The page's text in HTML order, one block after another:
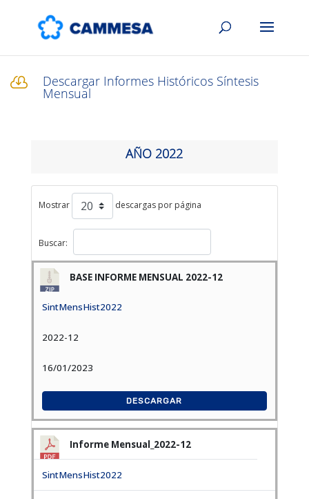
 Descargar Informes Históricos Síntesis
Mensual
AÑO 2022
Mostrar descargas por página
Buscar:
BASE INFORME MENSUAL 2022-12
SintMensHist2022
2022-12
16/01/2023
DESCARGAR
Informe Mensual_2022-12
SintMensHist2022